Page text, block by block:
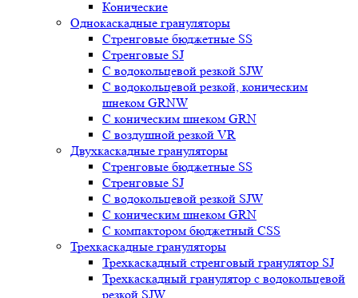
Конические
Однокаскадные грануляторы
Стренговые бюджетные SS
Стренговые SJ
С водокольцевой резкой SJW
С водокольцевой резкой, коническим
шнеком GRNW
С коническим шнеком GRN
С воздушной резкой VR
Двухкаскадные грануляторы
Стренговые бюджетные SS
Стренговые SJ
С водокольцевой резкой SJW
С коническим шнеком GRN
С компактором бюджетный CSS
Трехкаскадные грануляторы
Трехкаскадный стренговый гранулятор SJ
Трехкаскадный гранулятор с водокольцевой
резкой SJW